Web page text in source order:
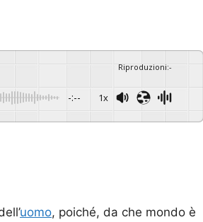
Riproduzioni:-
-:-- 1x
uomo, poiché, da che mondo è